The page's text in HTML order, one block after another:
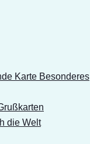
Karte Besonderes
die Welt